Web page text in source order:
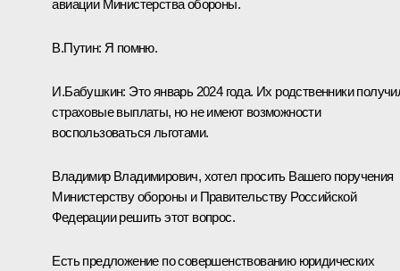
авиации Министерства обороны.
В.Путин: Я помню.
И.Бабушкин: Это январь 2024 года. Их родственники
страховые выплаты, но не имеют возможности
воспользоваться льготами.
Владимир Владимирович, хотел просить Вашего поручения
Министерству обороны и Правительству Российской
Федерации решить этот вопрос.
Есть предложение по совершенствованию юридических